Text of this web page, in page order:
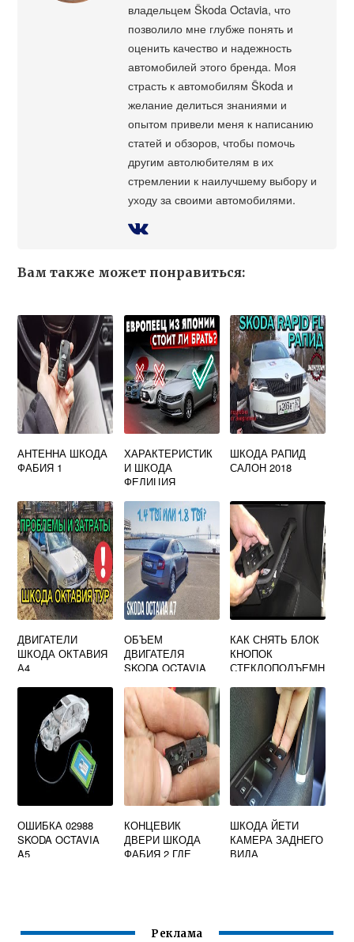
владельцем Škoda Octavia, что
позволило мне глубже понять и
оценить качество и надежность
автомобилей этого бренда. Моя
страсть к автомобилям Škoda и
желание делиться знаниями и
опытом привели меня к написанию
статей и обзоров, чтобы помочь
другим автолюбителям в их
стремлении к наилучшему выбору и
уходу за своими автомобилями.
Вам также может понравиться:
АНТЕННА ШКОДА
ФАБИЯ 1
ХАРАКТЕРИСТИК
И ШКОДА
ФЕЛИЦИЯ
ШКОДА РАПИД
САЛОН 2018
ДВИГАТЕЛИ
ШКОДА ОКТАВИЯ
А4
ОБЪЕМ
ДВИГАТЕЛЯ
SKODA OCTAVIA
КАК СНЯТЬ БЛОК
КНОПОК
СТЕКЛОПОДЪЕМН
ОКТАВИЯ А7
ОШИБКА 02988
SKODA OCTAVIA
A5
КОНЦЕВИК
ДВЕРИ ШКОДА
ФАБИЯ 2 ГДЕ
ШКОДА ЙЕТИ
КАМЕРА ЗАДНЕГО
ВИДА
Реклама